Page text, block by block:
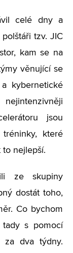
celé dny a
tzv. JIC
kam se na
věnující se
kybernetické
jsou
které
to nejlepší.
ze skupiny
dostát toho,
Co bychom
s pomocí
za dva týdny.